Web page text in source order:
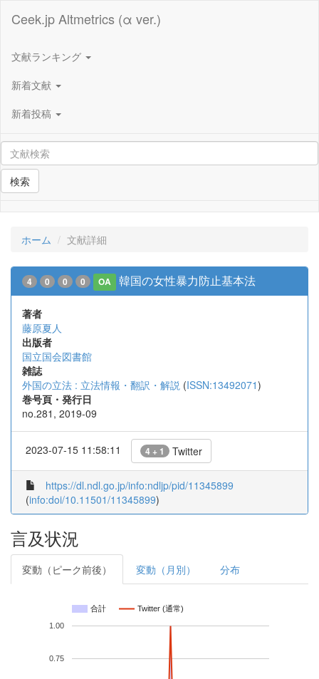
Ceek.jp Altmetrics (α ver.)
文献ランキング
新着文献
新着投稿
検索
ホーム 文献詳細
4 0 0 0 OA 韓国の女性暴力防止基本法
著者
藤原夏人
出版者
国立国会図書館
雑誌
外国の立法 : 立法情報・翻訳・解説 (ISSN:13492071)
巻号頁・発行日
no.281, 2019-09
2023-07-15 11:58:11 4 + 1 Twitter
https://dl.ndl.go.jp/info:ndljp/pid/11345899
(info:doi/10.11501/11345899)
言及状況
変動（ピーク前後） 変動（月別） 分布
合計 Twitter (通常)
0.75
1.00